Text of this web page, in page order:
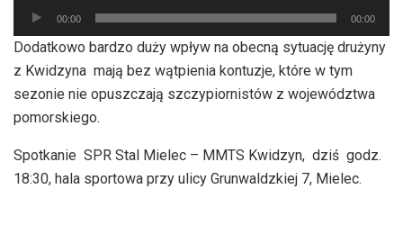
Odtwarzacz
plików
dźwiękowych
00:00 00:00
Dodatkowo bardzo duży wpływ na obecną sytuację drużyny
z Kwidzyna mają bez wątpienia kontuzje, które w tym
sezonie nie opuszczają szczypiornistów z województwa
pomorskiego.
Spotkanie SPR Stal Mielec – MMTS Kwidzyn, dziś godz.
18:30, hala sportowa przy ulicy Grunwaldzkiej 7, Mielec.